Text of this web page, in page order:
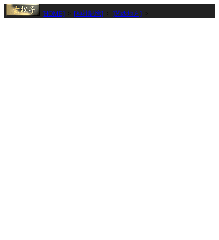
[HOME] [神社記憶] [関西地方]